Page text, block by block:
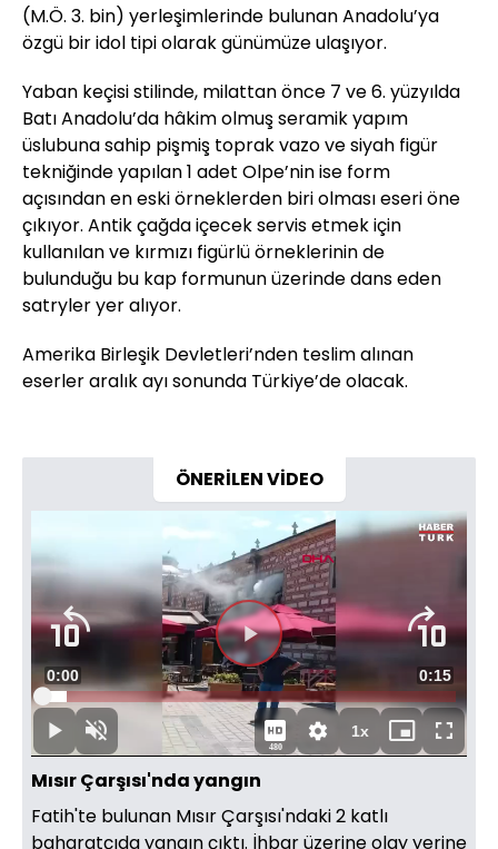
(M.Ö. 3. bin) yerleşimlerinde bulunan Anadolu’ya
özgü bir idol tipi olarak günümüze ulaşıyor.
Yaban keçisi stilinde, milattan önce 7 ve 6. yüzyılda
Batı Anadolu’da hâkim olmuş seramik yapım
üslubuna sahip pişmiş toprak vazo ve siyah figür
tekniğinde yapılan 1 adet Olpe’nin ise form
açısından en eski örneklerden biri olması eseri öne
çıkıyor. Antik çağda içecek servis etmek için
kullanılan ve kırmızı figürlü örneklerinin de
bulunduğu bu kap formunun üzerinde dans eden
satryler yer alıyor.
Amerika Birleşik Devletleri’nden teslim alınan
eserler aralık ayı sonunda Türkiye’de olacak.
ÖNERİLEN VİDEO
DuraklatSesi
Aç
Süre
0:00 Toplam
Süre
0:15
480
Yüklendi:
30.58%
1xOynatma
Hızı
Mini
oynatıcı
Tam
Ekran
Mısır Çarşısı'nda yangın
Fatih'te bulunan Mısır Çarşısı'ndaki 2 katlı
baharatçıda yangın çıktı. İhbar üzerine olay yerine